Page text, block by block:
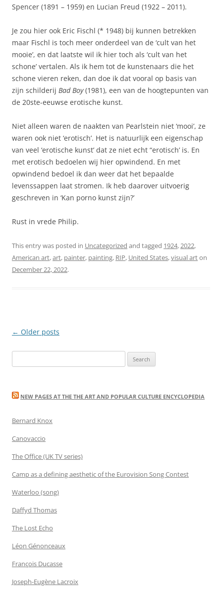
Spencer (1891 – 1959) en Lucian Freud (1922 – 2011).
Je zou hier ook Eric Fischl (* 1948) bij kunnen betrekken
maar Fischl is toch meer onderdeel van de ‘cult van het
mooie’, en dat laatste wil ik hier toch als ‘cult van het
schone’ vertalen. Als ik hem tot de kunstenaars die het
schone vieren reken, dan doe ik dat vooral op basis van
zijn schilderij Bad Boy(1981), een van de hoogtepunten van
de 20ste-eeuwse erotische kunst.
Niet alleen waren de naakten van Pearlstein niet ‘mooi’, ze
waren ook niet ‘erotisch’. Het is natuurlijk een eigenschap
van veel ‘erotische kunst’ dat ze niet echt “erotisch’ is. En
met erotisch bedoelen wij hier opwindend. En met
opwindend bedoel ik dan weer dat het bepaalde
levenssappen laat stromen. Ik heb daarover uitvoerig
geschreven in ‘Kan porno kunst zijn?’
Rust in vrede Philip.
This entry was posted in Uncategorized and tagged 1924,2022,
American art,art, painter, painting, RIP, United States,visual arton
December 22, 2022.
Post
← Older posts
for:
NEW PAGES AT THE THE ART AND POPULAR CULTURE ENCYCLOPEDIA
Bernard Knox
Canovaccio
The Office (UK TV series)
Camp as a defining aesthetic of the Eurovision Song Contest
Waterloo (song)
Daffyd Thomas
The Lost Echo
Léon Génonceaux
François Ducasse
Joseph-Eugène Lacroix